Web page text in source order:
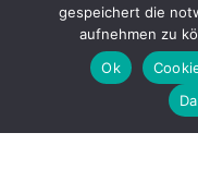
gespeichert die
aufnehmen zu
Ok